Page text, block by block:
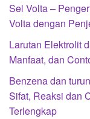
Sel Volta –
Volta dengan
Larutan Elektrolit
Manfaat, dan
Benzena dan
Sifat, Reaksi dan
Terlengkap